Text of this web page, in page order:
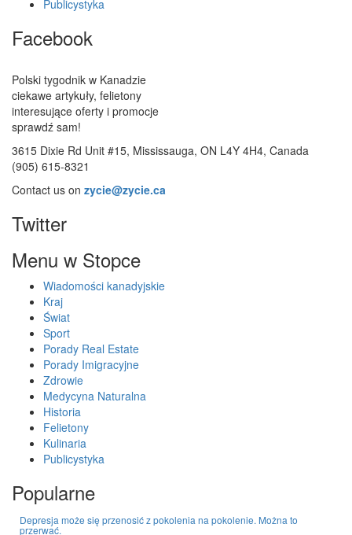
Publicystyka
Facebook
Polski tygodnik w Kanadzie
ciekawe artykuły, felietony
interesujące oferty i promocje
sprawdź sam!
3615 Dixie Rd Unit #15, Mississauga, ON L4Y 4H4, Canada
(905) 615-8321
Contact us on zycie@zycie.ca
Twitter
Menu w Stopce
Wiadomości kanadyjskie
Kraj
Świat
Sport
Porady Real Estate
Porady Imigracyjne
Zdrowie
Medycyna Naturalna
Historia
Felietony
Kulinaria
Publicystyka
Popularne
Depresja może się przenosić z pokolenia na pokolenie. Można to
przerwać.